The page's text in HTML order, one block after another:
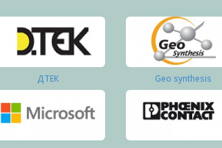
ДТЕК Geo synthesis